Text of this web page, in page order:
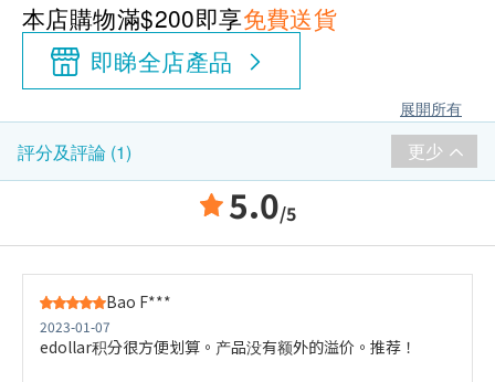
本店購物滿$200即享免費送貨
即睇全店產品
展開所有
評分及評論 (1) 更少
5.0/5
Bao F***
2023-01-07
edollar积分很方便划算。产品没有额外的溢价。推荐！